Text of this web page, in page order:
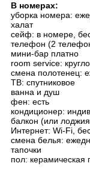
В номерах:
уборка номера:
халат
сейф: в номере,
телефон (2
мини-бар платно
room service:
смена полотенец:
ТВ: спутниковое
ванна и душ
фен: есть
кондиционер:
балкон (или
Интернет: Wi-Fi,
смена белья:
тапочки
пол: керамическая